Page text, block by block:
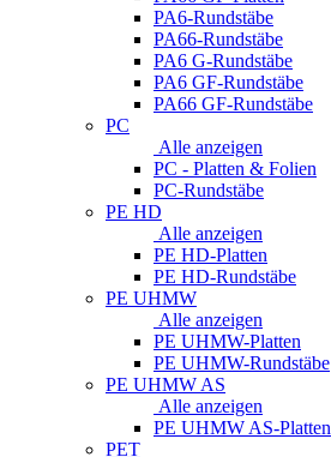
PA6-Rundstäbe
PA66-Rundstäbe
PA6 G-Rundstäbe
PA6 GF-Rundstäbe
PA66 GF-Rundstäbe
PC
Alle anzeigen
PC - Platten & Folien
PC-Rundstäbe
PE HD
Alle anzeigen
PE HD-Platten
PE HD-Rundstäbe
PE UHMW
Alle anzeigen
PE UHMW-Platten
PE UHMW-Rundstäbe
PE UHMW AS
Alle anzeigen
PE UHMW AS-Platten
PET